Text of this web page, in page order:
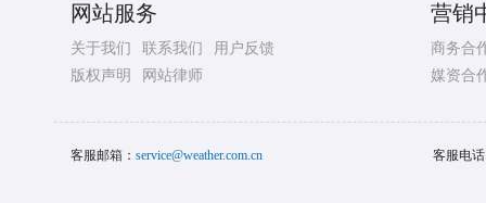
网站服务
关于我们 联系我们
用户反馈
版权声明
网站律师
营销
商务合
媒资合
客服邮箱： service@weather.com.cn 客服电